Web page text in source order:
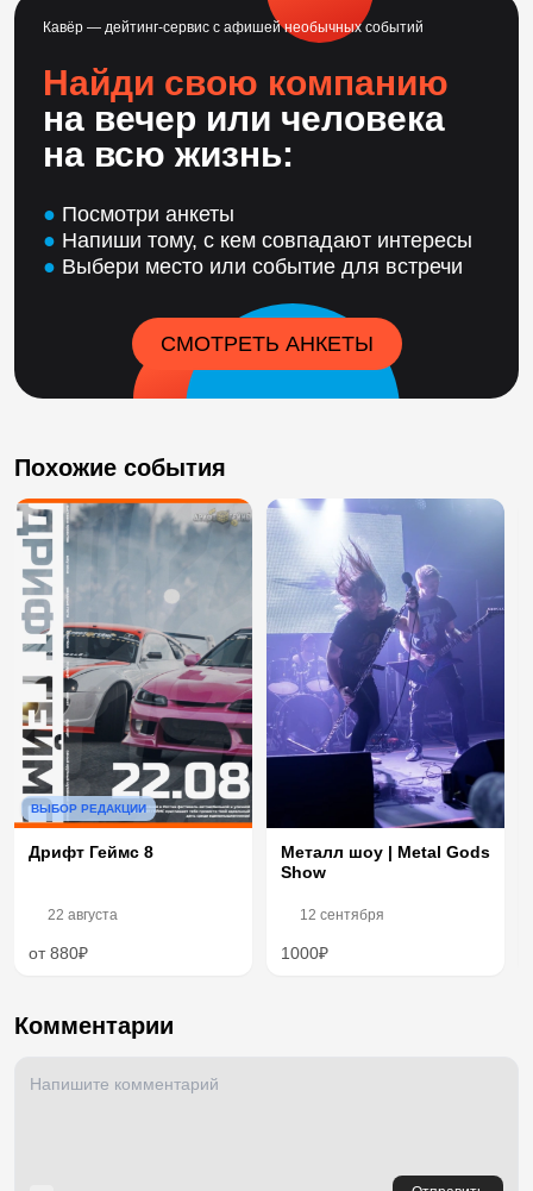
Кавёр — дейтинг-сервис с афишей необычных событий
Найди свою компанию
на вечер или человека
на всю жизнь:
● Посмотри анкеты
● Напиши тому, с кем совпадают интересы
● Выбери место или событие для встречи
СМОТРЕТЬ АНКЕТЫ
Похожие события
ВЫБОР РЕДАКЦИИ
Дрифт Геймс 8
22 августа
от 880₽
Металл шоу | Metal Gods
Show
12 сентября
1000₽
Комментарии